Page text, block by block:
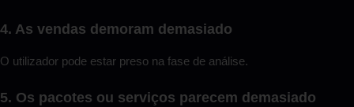
4. As vendas demoram demasiado
O utilizador pode estar preso na fase de análise.
5. Os pacotes ou serviços parecem demasiado